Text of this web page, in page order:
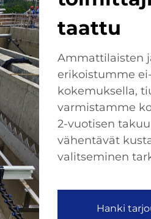
taattu
Ammattilaisten
erikoistumme
kokemuksella,
varmistamme
2-vuotisen
vähentävät
valitseminen
Hanki